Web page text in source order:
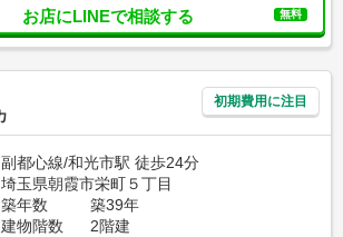
お店にLINEで相談する 無料
初期費用に注目
副都心線/和光市駅 徒歩24分
埼玉県朝霞市栄町５丁目
築年数
築39年
建物階数
2階建